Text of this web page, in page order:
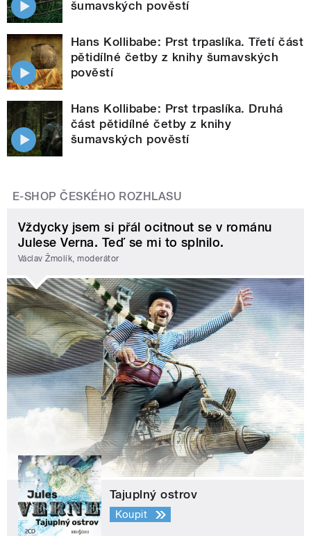
šumavských pověstí
Hans Kollibabe: Prst trpaslíka. Třetí část
pětidílné četby z knihy šumavských
pověstí
Hans Kollibabe: Prst trpaslíka. Druhá
část pětidílné četby z knihy
šumavských pověstí
E-SHOP ČESKÉHO ROZHLASU
Vždycky jsem si přál ocitnout se v románu
Julese Verna. Teď se mi to splnilo.
Václav Žmolík, moderátor
Tajuplný ostrov
Koupit